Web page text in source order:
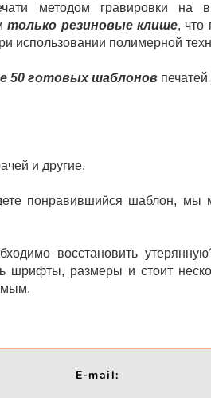
методом гравировки
только резиновые клише, что
использовании полимерной
50 готовых шаблонов печатей
и другие.
понравившийся шаблон, мы
восстановить
шрифты, размеры и стоит
E-mail: